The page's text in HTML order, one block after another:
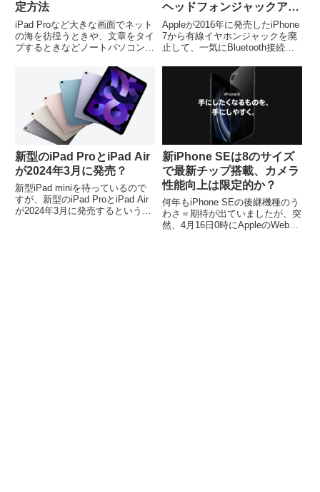
定方法
iPad Proなど大きな画面でネット
の海を彷徨うときや、文章をタイ
プするときなどノートパソコンの
ね。ということで、iPadでマウス
を使う方法について紹介します。
iPadでマウスを使うための条件
iPadでマウス...
ヘッドフォンジャックアダ
プタ
Appleが2016年に発売したiPhone
7から有線イヤホンジャックを廃
止して、一気にBluetooth接続の
し、Bluetoothのマウスやキーボ
ード、ヘッドセットを使っている
と、マウスの動きが遅くなった...
新型のiPad ProとiPad Air
が2024年3月に発売？
新型iPad miniを待っているので
すが、新型のiPad ProとiPad Air
が2024年3月に発売するという噂
新iPhone SEは8のサイズ
で最新チップ搭載、カメラ
性能向上は限定的か？
何年もiPhone SEの後継機種のう
わさ＝期待が出ていましたが、突
然、4月16日0時にAppleのWebサ